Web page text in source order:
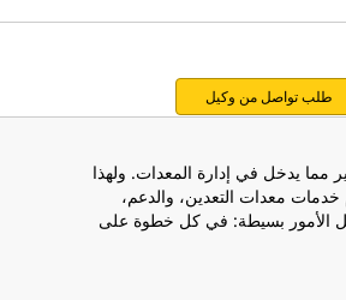
طلب تواصل من وكيل
مما يدخل في إدارة المعدات. ولهذا
خدمات معدات التعدين، والدعم،
الأمور بسيطة: في كل خطوة على